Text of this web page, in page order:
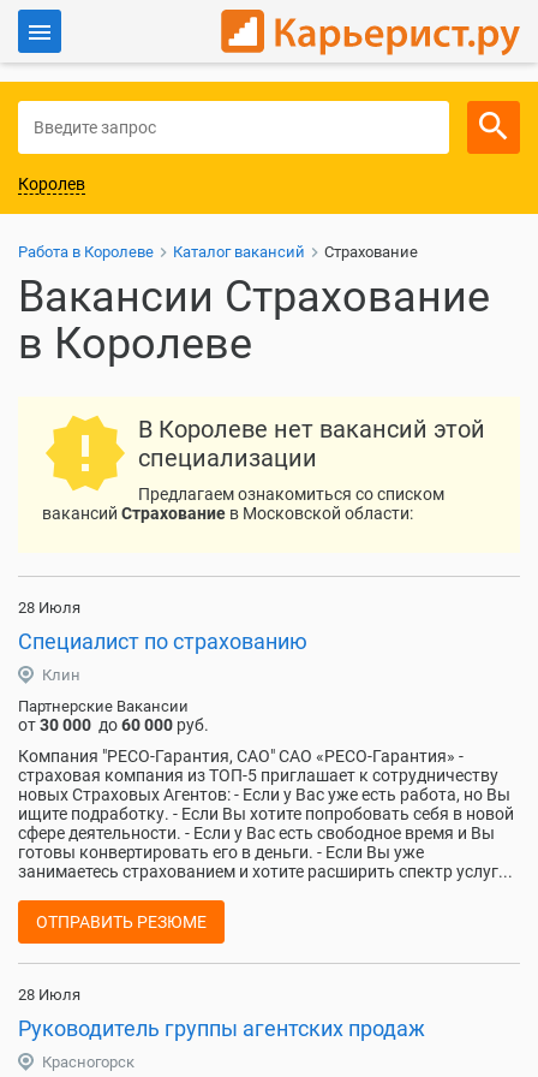
Для работодателей
Королев
Работа в Королеве Каталог вакансий Страхование
Вакансии Страхование
в Королеве
В Королеве нет вакансий этой
специализации
Предлагаем ознакомиться со списком
вакансий Страхование в Московской области:
28 Июля
Специалист по страхованию
Клин
Партнерские Вакансии
от30 000 до60 000 руб.
Компания "РЕСО-Гарантия, САО" САО «РЕСО-Гарантия» -
страховая компания из ТОП-5 приглашает к сотрудничеству
новых Страховых Агентов: - Если у Вас уже есть работа, но Вы
ищите подработку. - Если Вы хотите попробовать себя в новой
сфере деятельности. - Если у Вас есть свободное время и Вы
готовы конвертировать его в деньги. - Если Вы уже
занимаетесь страхованием и хотите расширить спектр услуг...
ОТПРАВИТЬ РЕЗЮМЕ
28 Июля
Руководитель группы агентских продаж
Красногорск